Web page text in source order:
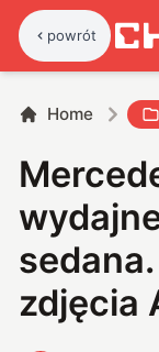
powrót
Home
zdjęcia